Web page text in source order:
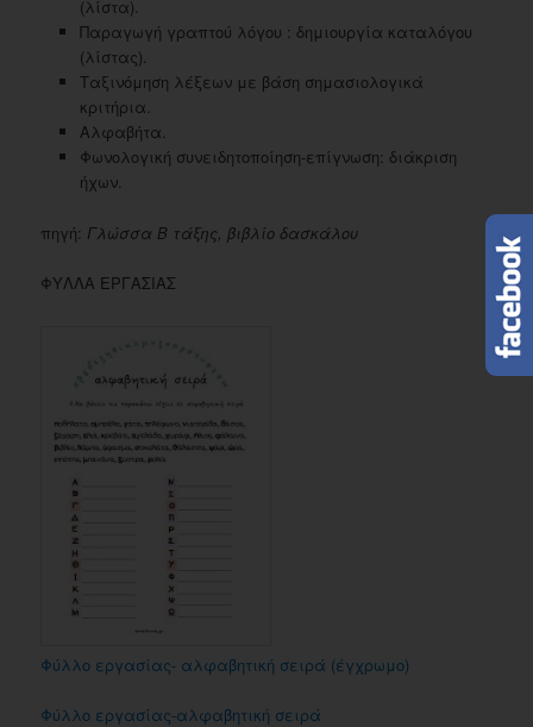
(λίστα).
Παραγωγή γραπτού λόγου : δημιουργία καταλόγου
(λίστας).
Ταξινόμηση λέξεων με βάση σημασιολογικά
κριτήρια.
Αλφαβήτα.
Φωνολογική συνειδητοποίηση-επίγνωση: διάκριση
ήχων.
πηγή: Γλώσσα Β τάξης, βιβλίο δασκάλου
ΦΥΛΛΑ ΕΡΓΑΣΙΑΣ
Φύλλο εργασίας- αλφαβητική σειρά (έγχρωμο)
Φύλλο εργασίας-αλφαβητική σειρά